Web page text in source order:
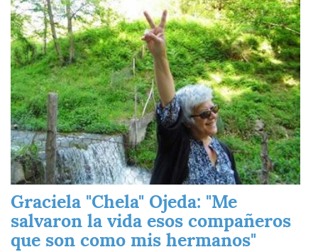
Graciela "Chela" Ojeda: "Me
salvaron la vida esos compañeros
que son como mis hermanos"